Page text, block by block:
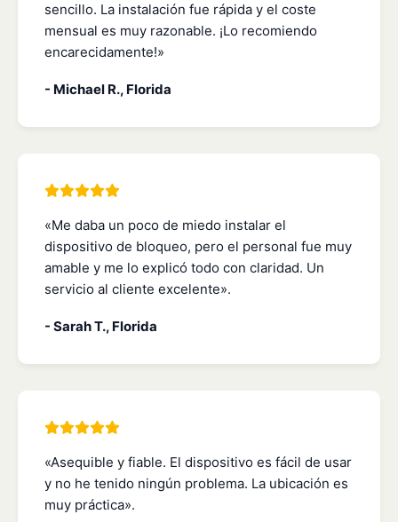
sencillo. La instalación fue rápida y el coste
mensual es muy razonable. ¡Lo recomiendo
encarecidamente!»
- Michael R., Florida
«Me daba un poco de miedo instalar el
dispositivo de bloqueo, pero el personal fue muy
amable y me lo explicó todo con claridad. Un
servicio al cliente excelente».
- Sarah T., Florida
«Asequible y fiable. El dispositivo es fácil de usar
y no he tenido ningún problema. La ubicación es
muy práctica».